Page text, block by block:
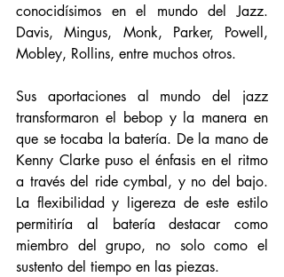
conocidísimos en el mundo del Jazz.
Davis, Mingus, Monk, Parker, Powell,
Mobley, Rollins, entre muchos otros.
Sus aportaciones al mundo del jazz
transformaron el bebop y la manera en
que se tocaba la batería. De la mano de
Kenny Clarke puso el énfasis en el ritmo
a través del ride cymbal, y no del bajo.
La flexibilidad y ligereza de este estilo
permitiría al batería destacar como
miembro del grupo, no solo como el
sustento del tiempo en las piezas.